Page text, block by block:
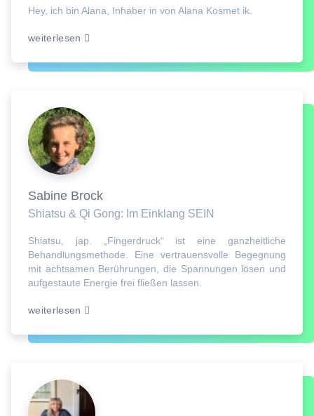
Hey, ich bin Alana, Inhaber in von Alana Kosmet ik.
weiterlesen
Sabine Brock
Shiatsu & Qi Gong: Im Einklang SEIN
Shiatsu, jap. „Fingerdruck“ ist eine ganzheitliche
Behandlungsmethode. Eine vertrauensvolle Begegnung
mit achtsamen Berührungen, die Spannungen lösen und
aufgestaute Energie frei fließen lassen.
weiterlesen